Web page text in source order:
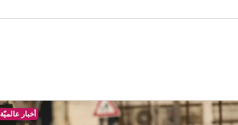
أخبار عالميّة